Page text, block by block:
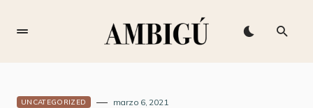
UNCATEGORIZED marzo 6, 2021